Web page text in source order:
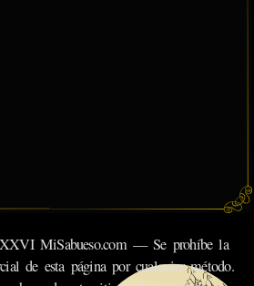
MiSabueso.com — Se prohíbe la
de esta página por cualquier método.